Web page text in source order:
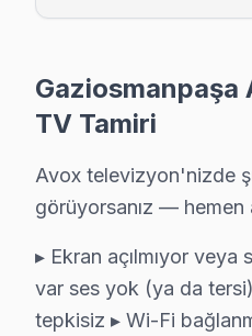
Gaziosmanpaşa
TV Tamiri
Avox televizyon'nizde
görüyorsanız — hemen
▸ Ekran açılmıyor veya
var ses yok (ya da
tepkisiz ▸ Wi-Fi